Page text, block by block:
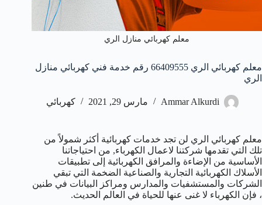
معلم كهربائي منازل الري
معلم كهربائي الري 66409555 رقم خدمة فني كهربائي منازل
الري
Ammar Alkurdi مارس 29, 2021 كهربائي
معلم كهربائي الري لن تجد خدمات كهربائية أكثر شمولاً من
تلك التي تقدمها شركتنا لاعمال الكهرباء, من احتياجاتنا
الأساسية من الإضاءة والمرافق الكهربائية إلى تطبيقات
الأسلاك الكهربائية التجارية والصناعية الضخمة التي تبقي
الشركات والمستشفيات والمدارس ومراكز البيانات في طنين
، فإن الكهرباء لا غنى عنها للحياة في العالم الحديث.